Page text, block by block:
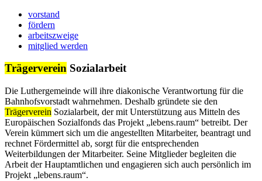
vorstand
fördern
arbeitszweige
mitglied werden
Trägerverein Sozialarbeit
Die Luthergemeinde will ihre diakonische Verantwortung für die
Bahnhofsvorstadt wahrnehmen. Deshalb gründete sie den
Trägerverein Sozialarbeit, der mit Unterstützung aus Mitteln des
Europäischen Sozialfonds das Projekt „lebens.raum“ betreibt. Der
Verein kümmert sich um die angestellten Mitarbeiter, beantragt und
rechnet Fördermittel ab, sorgt für die entsprechenden
Weiterbildungen der Mitarbeiter. Seine Mitglieder begleiten die
Arbeit der Hauptamtlichen und engagieren sich auch persönlich im
Projekt „lebens.raum“.